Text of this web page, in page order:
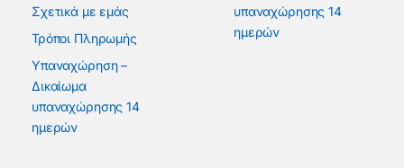
Σχετικά με εμάς
Τρόποι Πληρωμής
Υπαναχώρηση –
Δικαίωμα
υπαναχώρησης 14
ημερών
υπαναχώρησης 14
ημερών